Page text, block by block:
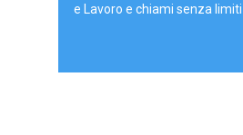
e Lavoro e chiami senza limiti